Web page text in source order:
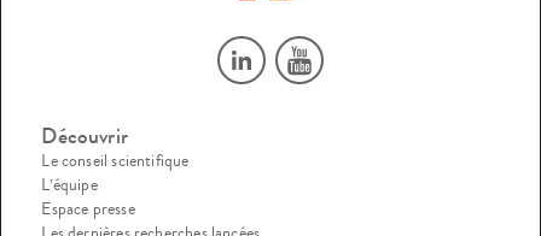
Découvrir
Le conseil scientifique
L’équipe
Espace presse